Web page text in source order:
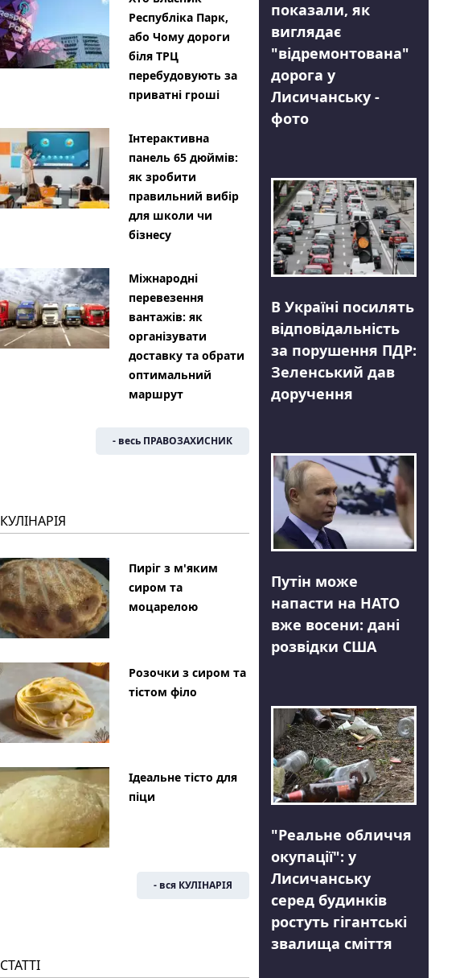
Республіка Парк,
або Чому дороги
біля ТРЦ
перебудовують за
приватні гроші
Інтерактивна
панель 65 дюймів:
як зробити
правильний вибір
для школи чи
бізнесу
Міжнародні
перевезення
вантажів: як
організувати
доставку та обрати
оптимальний
маршрут
- весь ПРАВОЗАХИСНИК
КУЛІНАРІЯ
Пиріг з м'яким
сиром та
моцарелою
Розочки з сиром та
тістом філо
Ідеальне тісто для
піци
- вся КУЛІНАРІЯ
СТАТТІ
показали, як
виглядає
"відремонтована"
дорога у
Лисичанську -
фото
В Україні посилять
відповідальність
за порушення ПДР:
Зеленський дав
доручення
Путін може
напасти на НАТО
вже восени: дані
розвідки США
"Реальне обличчя
окупації": у
Лисичанську
серед будинків
ростуть гігантські
звалища сміття